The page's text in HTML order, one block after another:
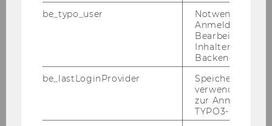
be_typo_user
Notwendig für
Anmeldung und
Bearbeitung von
Inhalten im
Backend.
be_lastLoginProvider
Speichert die
verwendete
zur Anmeldung
TYPO3-Backend.